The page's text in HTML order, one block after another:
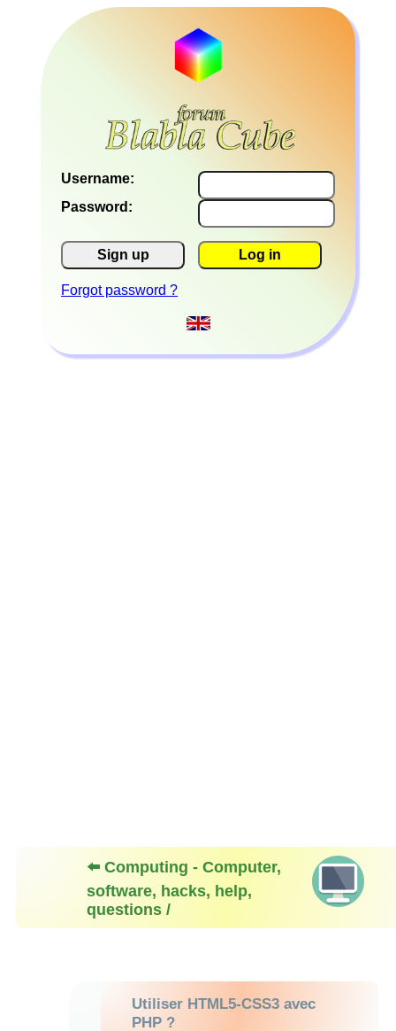
Username:
Password:
Sign up Log in
Forgot password ?
⬅️ Computing - Computer,
software, hacks, help,
questions /
Utiliser HTML5-CSS3 avec
PHP ?